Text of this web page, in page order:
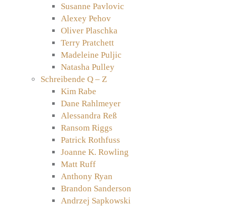
Susanne Pavlovic
Alexey Pehov
Oliver Plaschka
Terry Pratchett
Madeleine Puljic
Natasha Pulley
Schreibende Q – Z
Kim Rabe
Dane Rahlmeyer
Alessandra Reß
Ransom Riggs
Patrick Rothfuss
Joanne K. Rowling
Matt Ruff
Anthony Ryan
Brandon Sanderson
Andrzej Sapkowski